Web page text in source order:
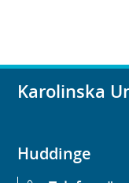
Karolinska
Huddinge